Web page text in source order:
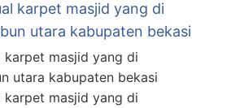
karpet masjid yang di
utara kabupaten bekasi
karpet masjid yang di
utara kabupaten bekasi
karpet masjid yang di